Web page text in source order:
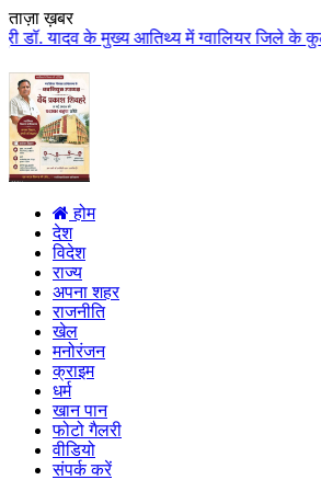
ताज़ा ख़बर
में ग्वालियर जिले के कुलैथ में विशाल
होम
देश
विदेश
राज्य
अपना शहर
राजनीति
खेल
मनोरंजन
क्राइम
धर्म
खान पान
फोटो गैलरी
वीडियो
संपर्क करें